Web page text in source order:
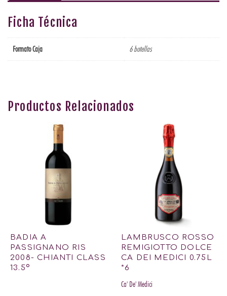
Ficha Técnica
Formato Caja 6 botellas
Productos Relacionados
BADIA A
PASSIGNANO RIS
2008- CHIANTI CLASS
13.5º
LAMBRUSCO ROSSO
REMIGIOTTO DOLCE
CA DEI MEDICI 0.75L
*6
Ca' De' Medici